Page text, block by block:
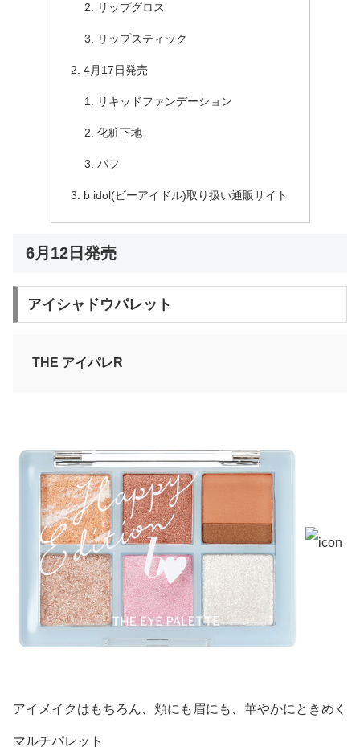
リップグロス
リップスティック
4月17日発売
リキッドファンデーション
化粧下地
パフ
b idol(ビーアイドル)取り扱い通販サイト
6月12日発売
アイシャドウパレット
THE アイパレR
アイメイクはもちろん、頬にも眉にも、華やかにときめく
マルチパレット